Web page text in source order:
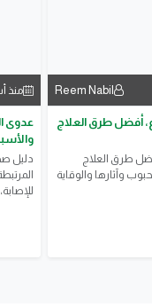
Reem Nabil
أفضل طرق العلاج
طرق العلاج
وآثارها والوقاية
منذ
​دليل